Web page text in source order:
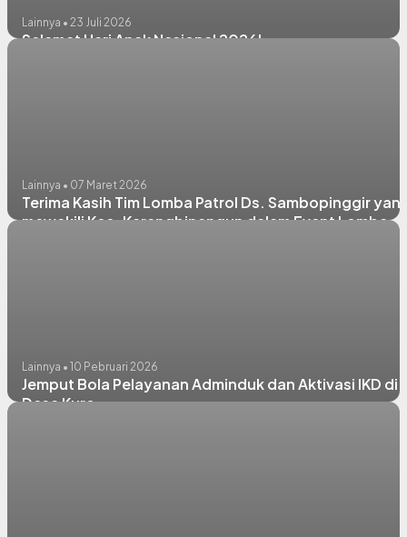
Lainnya • 23 Juli 2026
Selamat Hari Anak Nasional 2026!
Lainnya • 07 Maret 2026
Terima Kasih Tim Lomba Patrol Ds. Sambopinggir
mewakili Kec. Karangbinangun dalam Event Lomba
Lainnya • 10 Pebruari 2026
Jemput Bola Pelayanan Adminduk dan Aktivasi IKD di
Desa Kuro